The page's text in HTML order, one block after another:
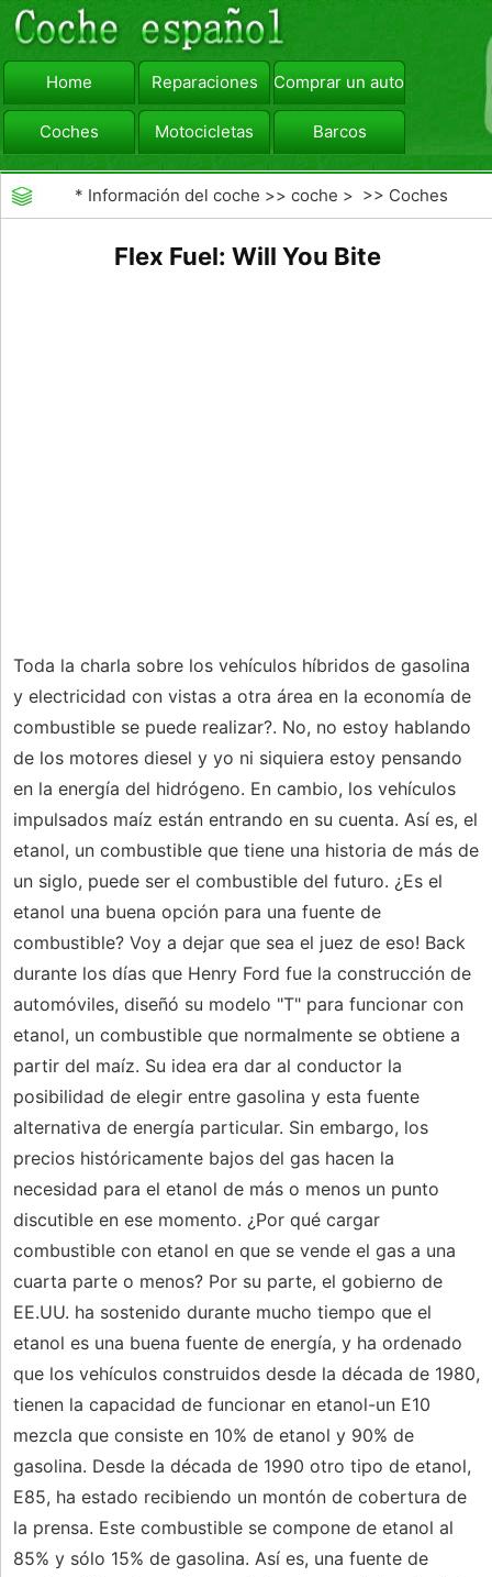
Home Reparaciones Comprar un automóvil
Coches Motocicletas Barcos
viajar Camiones
* Información del coche >>coche > >> Coches
Flex Fuel: Will You Bite
Toda la charla sobre los vehículos híbridos de gasolina
y electricidad con vistas a otra área en la economía de
combustible se puede realizar?. No, no estoy hablando
de los motores diesel y yo ni siquiera estoy pensando
en la energía del hidrógeno. En cambio, los vehículos
impulsados ​​maíz están entrando en su cuenta. Así es, el
etanol, un combustible que tiene una historia de más de
un siglo, puede ser el combustible del futuro. ¿Es el
etanol una buena opción para una fuente de
combustible? Voy a dejar que sea el juez de eso! Back
durante los días que Henry Ford fue la construcción de
automóviles, diseñó su modelo "T" para funcionar con
etanol, un combustible que normalmente se obtiene a
partir del maíz. Su idea era dar al conductor la
posibilidad de elegir entre gasolina y esta fuente
alternativa de energía particular. Sin embargo, los
precios históricamente bajos del gas hacen la
necesidad para el etanol de más o menos un punto
discutible en ese momento. ¿Por qué cargar
combustible con etanol en que se vende el gas a una
cuarta parte o menos? Por su parte, el gobierno de
EE.UU. ha sostenido durante mucho tiempo que el
etanol es una buena fuente de energía, y ha ordenado
que los vehículos construidos desde la década de 1980,
tienen la capacidad de funcionar en etanol-un E10
mezcla que consiste en 10% de etanol y 90% de
gasolina. Desde la década de 1990 otro tipo de etanol,
E85, ha estado recibiendo un montón de cobertura de
la prensa. Este combustible se compone de etanol al
85% y sólo 15% de gasolina. Así es, una fuente de